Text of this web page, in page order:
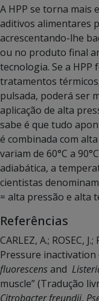
A HPP se torna mais
aditivos alimentares
acrescentando-lhe
ou no produto final
tecnologia. Se a
tratamentos
pulsada, poderá ser
aplicação de alta
sabe é que tudo
é combinada com
variam de 60°C a
adiabática, a
cientistas
= alta pressão e alta
Referências
CARLEZ, A.; ROSEC,
Pressure inactivation
fluorescensand
muscle” (Tradução
Citrobacter freundii,